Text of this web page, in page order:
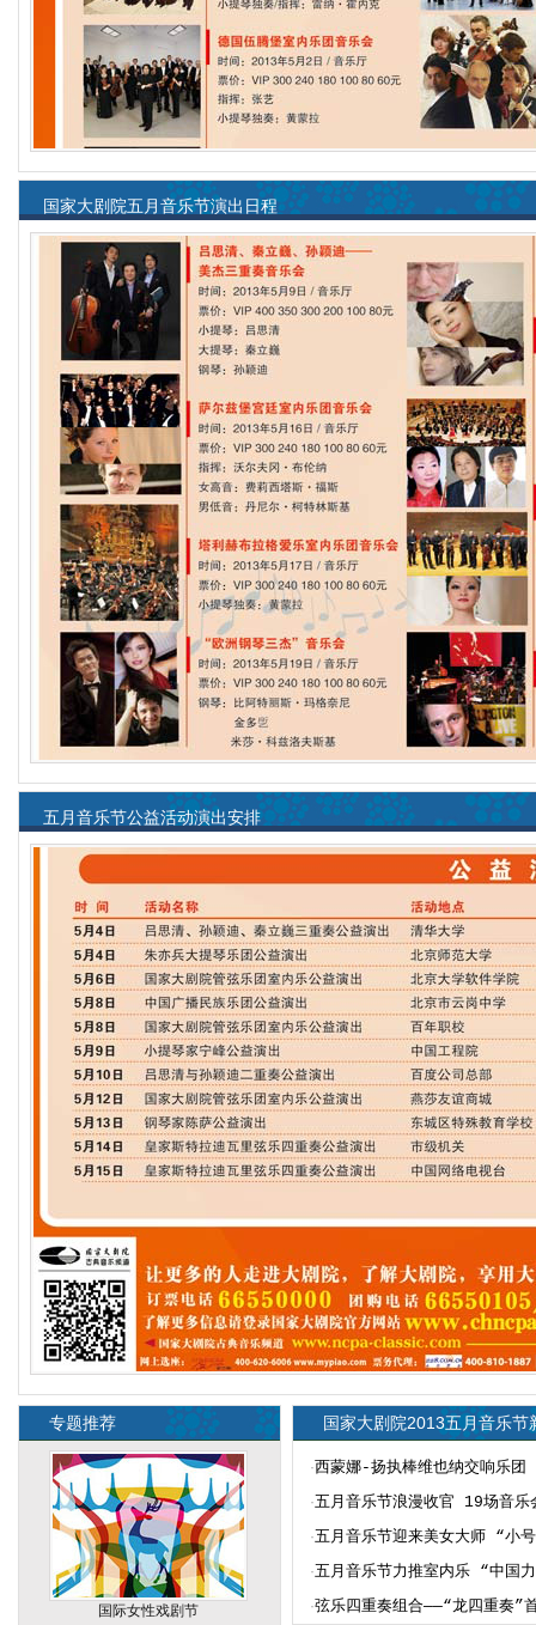
国家大剧院五月音乐节演出日程
五月音乐节公益活动演出安排
专题推荐
国际女性戏剧节
国家大剧院2013五月音乐节
·西蒙娜-扬执棒维也纳交响乐团
·五月音乐节浪漫收官 19场音乐
·五月音乐节迎来美女大师 “小
·五月音乐节力推室内乐 “中国
·弦乐四重奏组合——“龙四重奏”